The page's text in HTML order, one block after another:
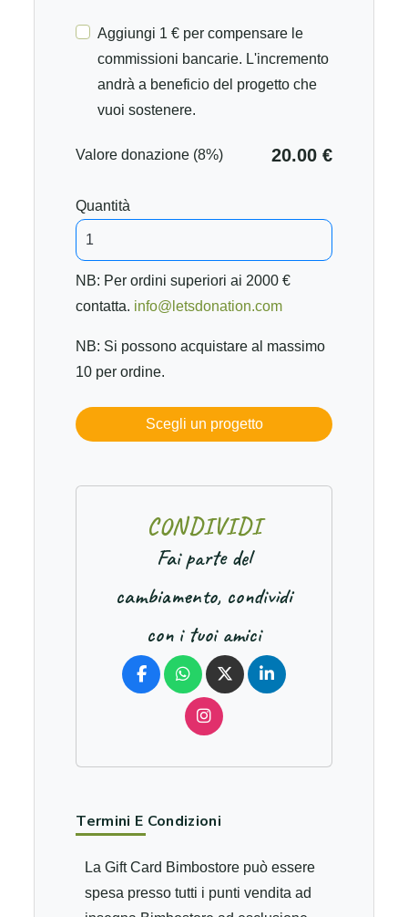
Aggiungi 1 € per compensare le
commissioni bancarie. L'incremento
andrà a beneficio del progetto che
vuoi sostenere.
Valore donazione (8%) 20.00 €
Quantità
NB: Per ordini superiori ai 2000 €
contatta. info@letsdonation.com
NB: Si possono acquistare al massimo
10 per ordine.
Scegli un progetto
CONDIVIDI
Fai parte del
cambiamento, condividi
con i tuoi amici
Termini E Condizioni
La Gift Card Bimbostore può essere
spesa presso tutti i punti vendita ad